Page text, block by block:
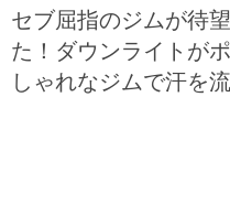
セブ屈指のジムが待
た！ダウンライトが
しゃれなジムで汗を